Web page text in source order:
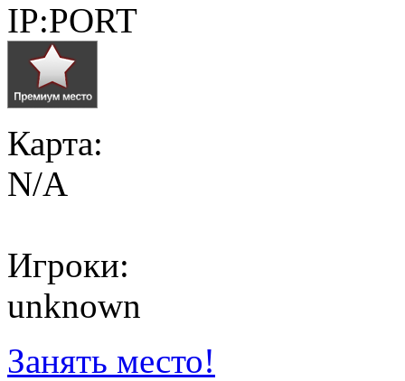
IP:PORT
Карта:
N/A
Игроки:
unknown
Занять место!